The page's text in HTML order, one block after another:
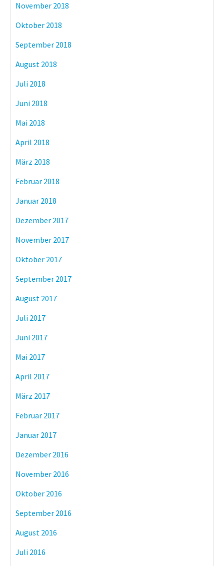
November 2018
Oktober 2018
September 2018
August 2018
Juli 2018
Juni 2018
Mai 2018
April 2018
März 2018
Februar 2018
Januar 2018
Dezember 2017
November 2017
Oktober 2017
September 2017
August 2017
Juli 2017
Juni 2017
Mai 2017
April 2017
März 2017
Februar 2017
Januar 2017
Dezember 2016
November 2016
Oktober 2016
September 2016
August 2016
Juli 2016